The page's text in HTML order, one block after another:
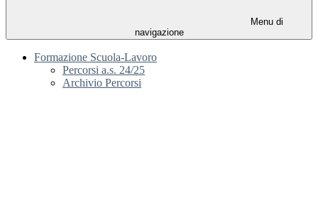
Menu di
navigazione
Formazione Scuola-Lavoro
Percorsi a.s. 24/25
Archivio Percorsi